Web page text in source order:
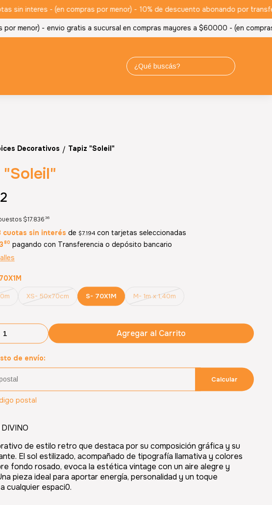
interes - (en compras por menor) - 10% de descuento abonando por
menor) - envio gratis a sucursal en compras mayores a $60000 - (en compras
Decorativos / Tapiz "Soleil"
"Soleil"
$17.836 36
cuotas sin interés de $7.194con tarjetas seleccionadas
80 pagando con Transferencia o depósito bancario
XS- 50x70cm S- 70X1M M- 1m x 1,40m
Agregar al Carrito
de envío:
Calcular
postal
de estilo retro que destaca por su composición gráfica y su
El sol estilizado, acompañado de tipografía llamativa y colores
fondo rosado, evoca la estética vintage con un aire alegre y
pieza ideal para aportar energía, personalidad y un toque
cualquier espaci0.